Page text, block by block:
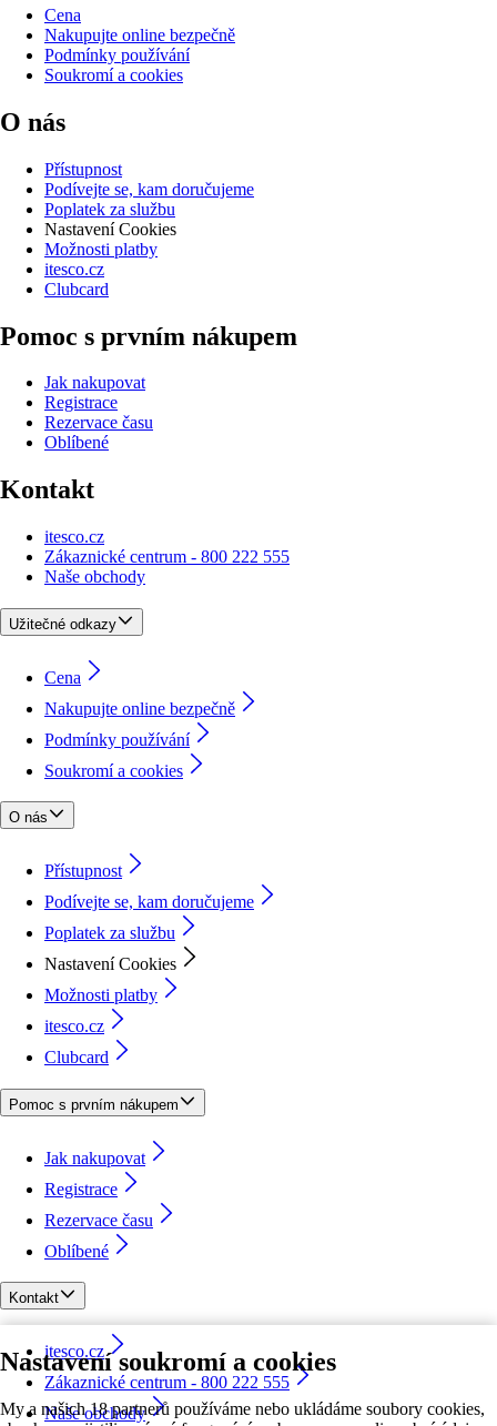
Nastavení soukromí a cookies
My a našich 18 partnerů používáme nebo ukládáme soubory cookies,
Cena
Nakupujte online bezpečně
Podmínky používání
Soukromí a cookies
O nás
Přístupnost
Podívejte se, kam doručujeme
Poplatek za službu
Nastavení Cookies
Možnosti platby
itesco.cz
Clubcard
Pomoc s prvním nákupem
Jak nakupovat
Registrace
Rezervace času
Oblíbené
Kontakt
itesco.cz
Zákaznické centrum - 800 222 555
Naše obchody
Užitečné odkazy
Cena
Nakupujte online bezpečně
Podmínky používání
Soukromí a cookies
O nás
Přístupnost
Podívejte se, kam doručujeme
Poplatek za službu
Nastavení Cookies
Možnosti platby
itesco.cz
Clubcard
Pomoc s prvním nákupem
Jak nakupovat
Registrace
Rezervace času
Oblíbené
Kontakt
itesco.cz
Zákaznické centrum - 800 222 555
Naše obchody